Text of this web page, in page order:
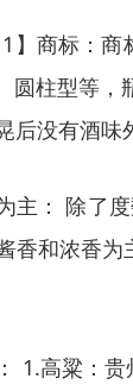
】商标：
圆柱型等，
后没有酒味
主： 除了
香和浓香
1.高粱：